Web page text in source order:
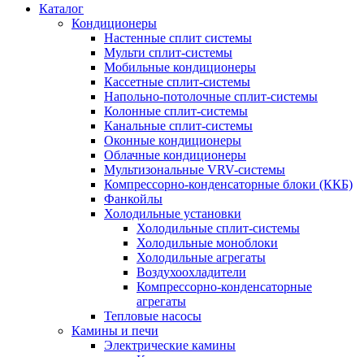
Каталог
Кондиционеры
Настенные сплит системы
Мульти сплит-системы
Мобильные кондиционеры
Кассетные сплит-системы
Напольно-потолочные сплит-системы
Колонные сплит-системы
Канальные сплит-системы
Оконные кондиционеры
Облачные кондиционеры
Мультизональные VRV-системы
Компрессорно-конденсаторные блоки (ККБ)
Фанкойлы
Холодильные установки
Холодильные сплит-системы
Холодильные моноблоки
Холодильные агрегаты
Воздухоохладители
Компрессорно-конденсаторные
агрегаты
Тепловые насосы
Камины и печи
Электрические камины